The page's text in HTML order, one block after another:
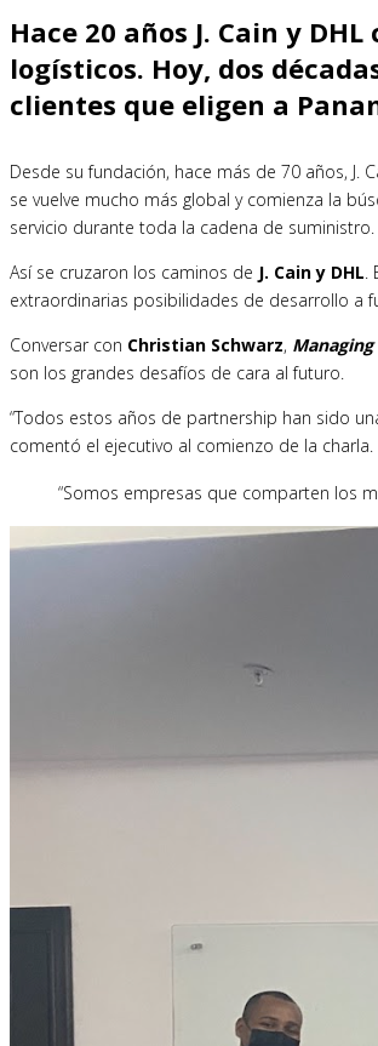
Hace 20 años J. Cain y
logísticos. Hoy, dos
clientes que eligen a
Desde su fundación, hace más de 70 años, J.
se vuelve mucho más global y comienza la
servicio durante toda la cadena de suministro.
Así se cruzaron los caminos de J. Cain y DHL.
extraordinarias posibilidades de desarrollo a
Conversar con Christian Schwarz,
son los grandes desafíos de cara al futuro.
“Todos estos años de partnership han sido
comentó el ejecutivo al comienzo de la charla.
“Somos empresas que comparten los